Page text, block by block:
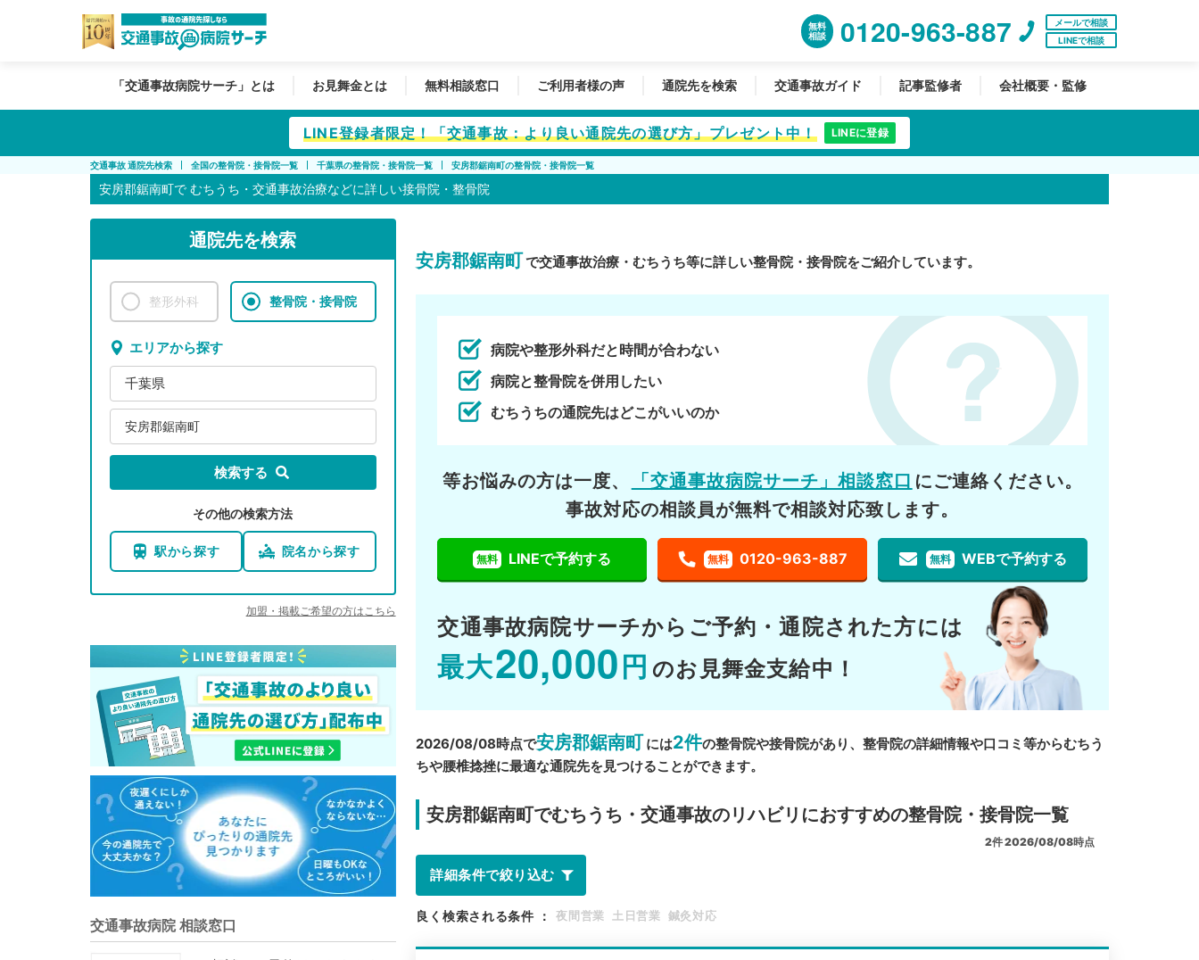
無料
相談
0120-963-887
メールで相談
LINEで相談
「交通事故病院サーチ」とは お見舞金とは 無料相談窓口 ご利用者様の声 通院先を検索 交通事故ガイド 記事監修者 会社概要・監修
LINE登録者限定！「交通事故：より良い通院先の選び方」プレゼント中！ LINEに登録
交通事故 通院先検索 全国の整骨院・接骨院一覧 千葉県の整骨院・接骨院一覧 安房郡鋸南町の整骨院・接骨院一覧
安房郡鋸南町で むちうち・交通事故治療などに詳しい接骨院・整骨院
通院先を検索
整形外科 整骨院・接骨院
エリアから探す
千葉県
安房郡鋸南町
検索する
その他の検索方法
駅から探す 院名から探す
加盟・掲載ご希望の方はこちら
交通事故病院 相談窓口
安房郡鋸南町で交通事故治療・むちうち等に詳しい整骨院・接骨院をご紹介しています。
病院や整形外科だと時間が合わない
病院と整骨院を併用したい
むちうちの通院先はどこがいいのか
等お悩みの方は一度、 「交通事故病院サーチ」相談窓口 にご連絡ください。
事故対応の相談員が無料で相談対応致します。
無料 LINEで予約する 無料 0120-963-887 無料 WEBで予約する
交通事故病院サーチから ご予約・通院された方には
最大20,000 円 のお見舞金支給中！
2026/08/08時点で安房郡鋸南町には2件の整骨院や接骨院があり、整骨院の詳細情報や口コミ等からむちう
ちや腰椎捻挫に最適な通院先を見つけることができます。
安房郡鋸南町でむちうち・交通事故のリハビリにおすすめの整骨院・接骨院一覧
2件2026/08/08時点
詳細条件で絞り込む
良く検索される条件 ： 夜間営業 土日営業 鍼灸対応